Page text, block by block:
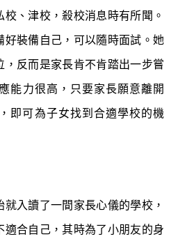
、津校，殺校消息時有所聞。
好裝備自己，可以隨時面試。她
，反而是家長肯不肯踏出一步嘗
能力很高，只要家長願意離開
即可為子女找到合適學校的機
入讀了一間家長心儀的學校，
適合自己，其時為了小朋友的身